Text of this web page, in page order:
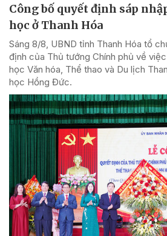
Công bố quyết định sáp
học ở Thanh Hóa
Sáng 8/8, UBND tỉnh Thanh Hóa tổ
định của Thủ tướng Chính phủ về
học Văn hóa, Thể thao và Du lịch
học Hồng Đức.